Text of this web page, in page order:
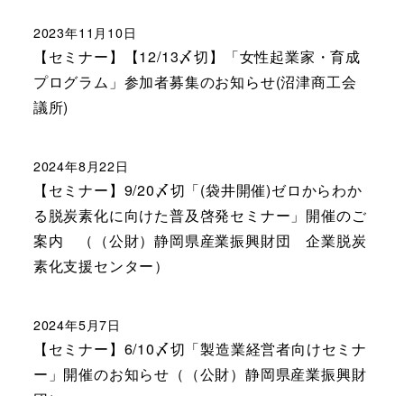
【セミナー】【12/13〆切】「女性起業家・育成
プログラム」参加者募集のお知らせ(沼津商工会
議所)
2023年11月10日
【セミナー】9/20〆切「(袋井開催)ゼロからわか
る脱炭素化に向けた普及啓発セミナー」開催のご
案内 （（公財）静岡県産業振興財団 企業脱炭
素化支援センター）
2024年8月22日
【セミナー】6/10〆切「製造業経営者向けセミナ
ー」開催のお知らせ（（公財）静岡県産業振興財
2024年5月7日